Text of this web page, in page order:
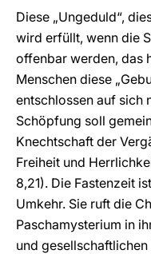
Diese „Ungeduld“,
wird erfüllt, wenn die
offenbar werden, das
Menschen diese
entschlossen auf sich
Schöpfung soll
Knechtschaft der
Freiheit und
8,21). Die Fastenzeit
Umkehr. Sie ruft die
Paschamysterium in
und